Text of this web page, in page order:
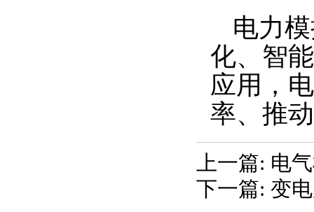
电力
化、智
应用，
率、推
上一篇: 电
下一篇: 变